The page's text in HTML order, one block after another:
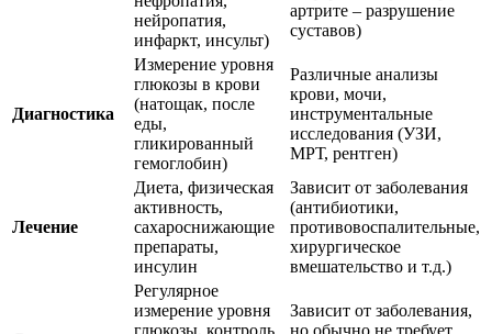
нейропатия,
инфаркт, инсульт)
артрите – разрушение
суставов)
Диагностика
Измерение уровня
глюкозы в крови
(натощак, после
еды,
гликированный
гемоглобин)
Различные анализы
крови, мочи,
инструментальные
исследования (УЗИ,
МРТ, рентген)
Лечение
Диета, физическая
активность,
сахароснижающие
препараты,
инсулин
Зависит от заболевания
(антибиотики,
противовоспалительные,
хирургическое
вмешательство и т.д.)
Регулярное
измерение уровня
Зависит от заболевания,